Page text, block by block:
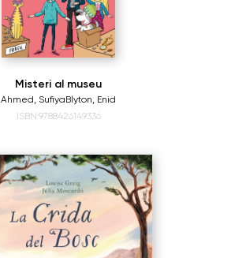
Misteri al museu
Ahmed, SufiyaBlyton, Enid
ISBN:9788426149336